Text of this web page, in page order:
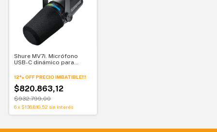
Shure MV7i. Micrófono
USB-C dinámico para
interfaz integrada
12% OFF PRECIO IMBATIBLE!!!
$820.863,12
$932.799,00
6x $136.810,52 sin interés